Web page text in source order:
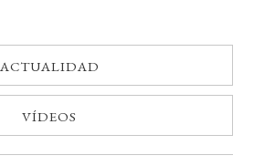
ACTUALIDAD
VÍDEOS